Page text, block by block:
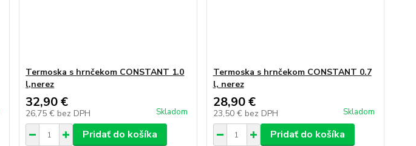
Termoska s hrnčekom CONSTANT 1.0
l,nerez
32,90 €
26,75 € bez DPH Skladom
Pridať do košíka
Termoska s hrnčekom CONSTANT 0.7
l, nerez
28,90 €
23,50 € bez DPH Skladom
Pridať do košíka